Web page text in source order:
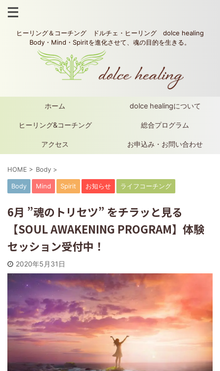
ヒーリング＆コーチング ドルチェ・ヒーリング dolce healing
Body・Mind・Spiritを進化させて、魂の目的を生きる。
ホーム dolce healingについて
ヒーリング&コーチング 総合プログラム
アクセス お申込み・お問い合わせ
HOME > Body >
Body Mind Spirit お知らせ ライフコーチング
6月 ”魂のトリセツ” をチラッと見る
【SOUL AWAKENING PROGRAM】体験
セッション受付中！
2020年5月31日